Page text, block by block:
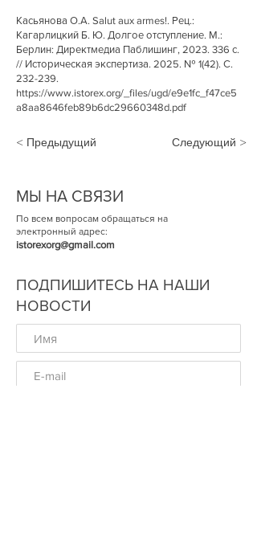
Касьянова О.А. Salut aux armes!. Рец.:
Кагарлицкий Б. Ю. Долгое отступление. М.:
Берлин: Директмедиа Паблишинг, 2023. 336 с.
// Историческая экспертиза. 2025. № 1(42). С.
232-239.
https://www.istorex.org/_files/ugd/e9e1fc_f47ce5
a8aa8646feb89b6dc29660348d.pdf
< Предыдущий Следующий >
МЫ НА СВЯЗИ
По всем вопросам обращаться на
электронный адрес:
istorexorg@gmail.com
ПОДПИШИТЕСЬ НА НАШИ
НОВОСТИ